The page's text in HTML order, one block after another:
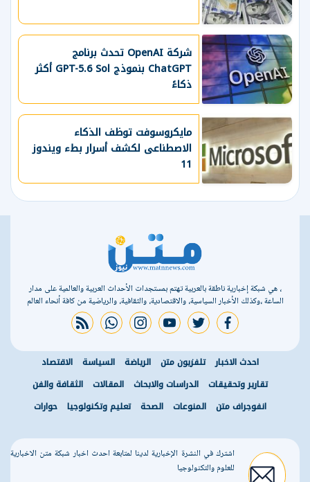
شركة OpenAI تحدث برنامج
ChatGPT بنموذج GPT-5.6 Sol أكثر
ذكاءً
مايكروسوفت توظف الذكاء
الاصطناعى لكشف أسرار بطء ويندوز
11
، هي شبكة إخبارية ناطقة بالعربية تهتم بمستجدات الأحداث العربية والعالمية على مدار
الساعة ،وكذلك الأخبار السياسية، والاقتصادية، والثقافية، والرياضية من كافة أنحاء العالم
facebook
twitter
youtube
instagram
whatsapp
rss feed
احدث الاخبار تلفزيون متن الرياضة السياسة
الاقتصاد
تقارير وتحقيقات
الدراسات والابحاث المقالات
الثقافة والفن
انفوجراف متن
المنوعات الصحة تعليم وتكنولوجيا حوارات
اشترك في النشرة الإخبارية لدينا لمتابعة احدث اخبار شبكة متن الاخبارية
للعلوم والتكنولوجيا